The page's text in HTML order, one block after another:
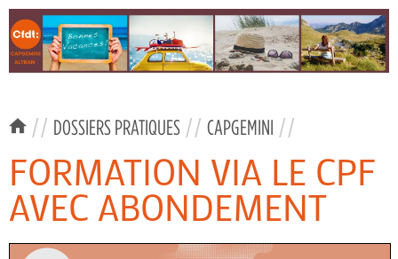
// DOSSIERS PRATIQUES // CAPGEMINI //
FORMATION VIA LE CPF
AVEC ABONDEMENT